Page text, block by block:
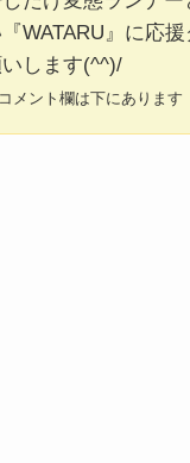
WATARU』に応
します(^^)/
メント欄は下にあります